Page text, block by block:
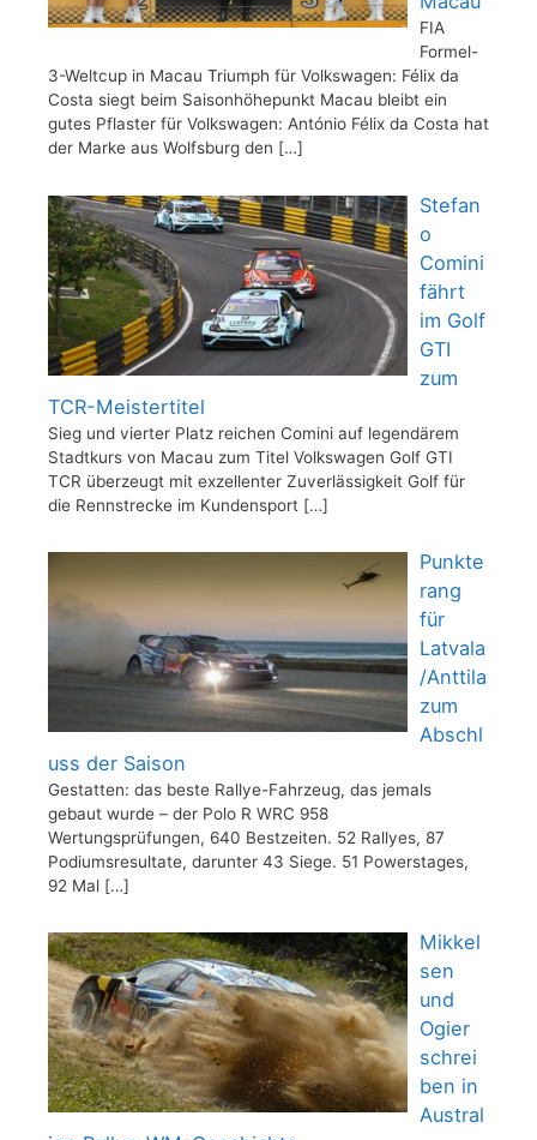
FIA
Formel-
3-Weltcup in Macau Triumph für Volkswagen: Félix da
Costa siegt beim Saisonhöhepunkt Macau bleibt ein
gutes Pflaster für Volkswagen: António Félix da Costa hat
der Marke aus Wolfsburg den […]
Stefan
o
Comini
fährt
im Golf
GTI
zum
TCR-Meistertitel
Sieg und vierter Platz reichen Comini auf legendärem
Stadtkurs von Macau zum Titel Volkswagen Golf GTI
TCR überzeugt mit exzellenter Zuverlässigkeit Golf für
die Rennstrecke im Kundensport […]
Punkte
rang
für
Latvala
/Anttila
zum
Abschl
uss der Saison
Gestatten: das beste Rallye-Fahrzeug, das jemals
gebaut wurde – der Polo R WRC 958
Wertungsprüfungen, 640 Bestzeiten. 52 Rallyes, 87
Podiumsresultate, darunter 43 Siege. 51 Powerstages,
92 Mal […]
Mikkel
sen
und
Ogier
schrei
ben in
Austral